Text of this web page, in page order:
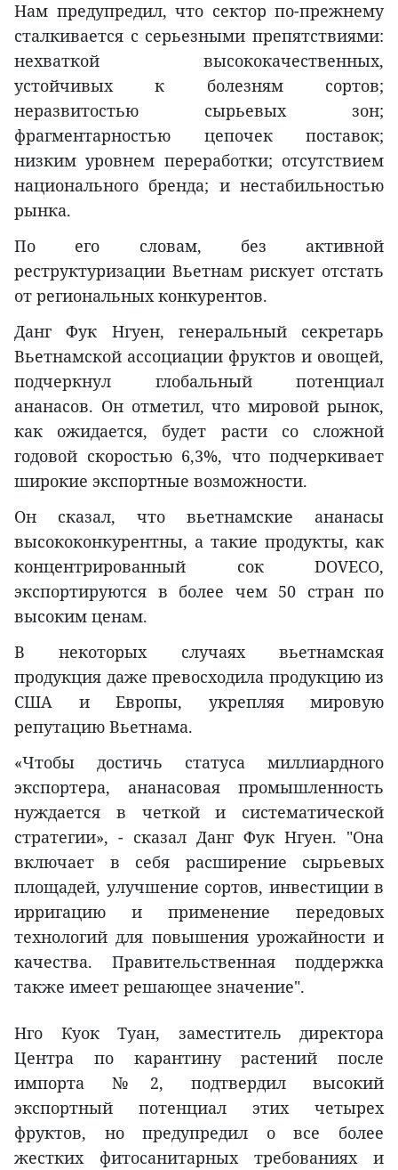
Нам предупредил, что сектор по-прежнему
сталкивается с серьезными препятствиями:
нехваткой высококачественных,
устойчивых к болезням сортов;
неразвитостью сырьевых зон;
фрагментарностью цепочек поставок;
низким уровнем переработки; отсутствием
национального бренда; и нестабильностью
рынка.
По его словам, без активной
реструктуризации Вьетнам рискует отстать
от региональных конкурентов.
Данг Фук Нгуен, генеральный секретарь
Вьетнамской ассоциации фруктов и овощей,
подчеркнул глобальный потенциал
ананасов. Он отметил, что мировой рынок,
как ожидается, будет расти со сложной
годовой скоростью 6,3%, что подчеркивает
широкие экспортные возможности.
Он сказал, что вьетнамские ананасы
высококонкурентны, а такие продукты, как
концентрированный сок DOVECO,
экспортируются в более чем 50 стран по
высоким ценам.
В некоторых случаях вьетнамская
продукция даже превосходила продукцию из
США и Европы, укрепляя мировую
репутацию Вьетнама.
«Чтобы достичь статуса миллиардного
экспортера, ананасовая промышленность
нуждается в четкой и систематической
стратегии», - сказал Данг Фук Нгуен. "Она
включает в себя расширение сырьевых
площадей, улучшение сортов, инвестиции в
ирригацию и применение передовых
технологий для повышения урожайности и
качества. Правительственная поддержка
также имеет решающее значение".
Нго Куок Туан, заместитель директора
Центра по карантину растений после
импорта №2, подтвердил высокий
экспортный потенциал этих четырех
фруктов, но предупредил о все более
жестких фитосанитарных требованиях и